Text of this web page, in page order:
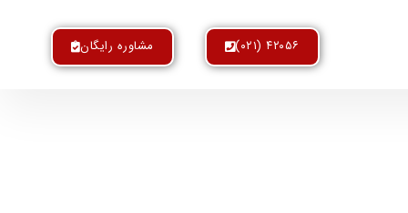
۴۲۰۵۶ (۰۲۱) مشاوره رایگان